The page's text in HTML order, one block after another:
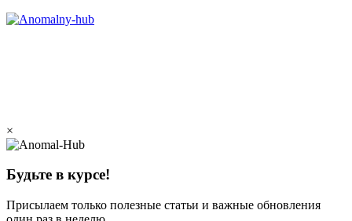
×
Будьте в курсе!
Присылаем только полезные статьи и важные обновления